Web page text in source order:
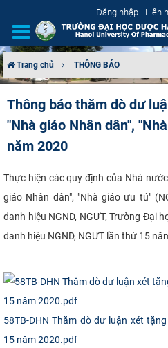
Đăng nhập Liên
CƠ CẤU TỔ CHỨC
ĐÀO TẠO
ĐẢM BẢO CHẤT LƯỢNG
HTQT
CỰU NGƯỜI HỌC
Trang chủ THÔNG BÁO
Thông báo thăm dò dư
"Nhà giáo Nhân dân",
năm 2020
Thực hiện các quy định của Nhà
giáo Nhân dân", "Nhà giáo ưu tú"
danh hiệu NGND, NGƯT, Trường Đại
danh hiệu NGND, NGƯT lần thứ 15
58TB-DHN Thăm dò dư luận xét
15 năm 2020.pdf